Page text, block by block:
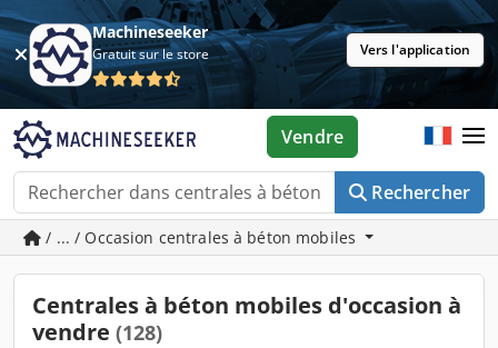
Machineseeker
Gratuit sur le store Vers l'application
Rechercher
Vendre
/ ... / Occasion centrales à béton mobiles
Centrales à béton mobiles d'occasion à
vendre (128)